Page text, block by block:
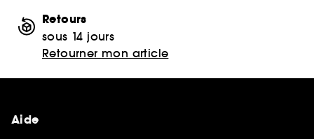
Retours
sous 14 jours
Retourner mon article
Aide